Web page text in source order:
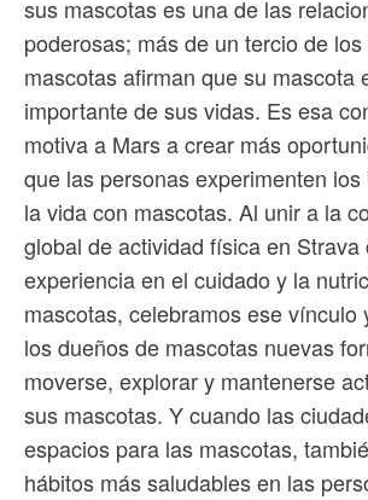
sus mascotas es una de las
poderosas; más de un tercio de
mascotas afirman que su mascota
importante de sus vidas. Es esa
motiva a Mars a crear más
que las personas experimenten
la vida con mascotas. Al unir a la
global de actividad física en Strava
experiencia en el cuidado y la
mascotas, celebramos ese vínculo
los dueños de mascotas nuevas
moverse, explorar y mantenerse
sus mascotas. Y cuando las
espacios para las mascotas,
hábitos más saludables en las